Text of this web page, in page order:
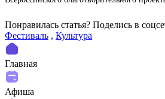
Понравилась статья? Поделиcь в
Фестиваль , Культура
Главная
Афиша